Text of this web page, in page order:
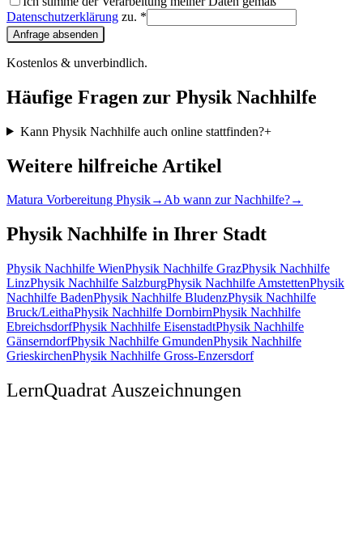
Datenschutzerklärung zu. *
Anfrage absenden
Kostenlos & unverbindlich.
Häufige Fragen zur Physik Nachhilfe
Kann Physik Nachhilfe auch online stattfinden?+
Weitere hilfreiche Artikel
Matura Vorbereitung Physik→Ab wann zur Nachhilfe?→
Physik Nachhilfe in Ihrer Stadt
Physik Nachhilfe WienPhysik Nachhilfe GrazPhysik Nachhilfe
LinzPhysik Nachhilfe SalzburgPhysik Nachhilfe AmstettenPhysik
Nachhilfe BadenPhysik Nachhilfe BludenzPhysik Nachhilfe
Bruck/LeithaPhysik Nachhilfe DornbirnPhysik Nachhilfe
EbreichsdorfPhysik Nachhilfe EisenstadtPhysik Nachhilfe
GänserndorfPhysik Nachhilfe GmundenPhysik Nachhilfe
GrieskirchenPhysik Nachhilfe Gross-Enzersdorf
LernQuadrat Auszeichnungen